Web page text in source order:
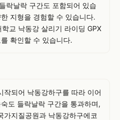
락날락 구간도 포함되어 있습
지형을 경험할 수 있습니다.
교 낙동강 살리기 라이딩 GPX
확인할 수 있습니다.
작되어 낙동강하구를 따라 이어
도 들락날락 구간을 통과하며,
가지질공원과 낙동강하구에코